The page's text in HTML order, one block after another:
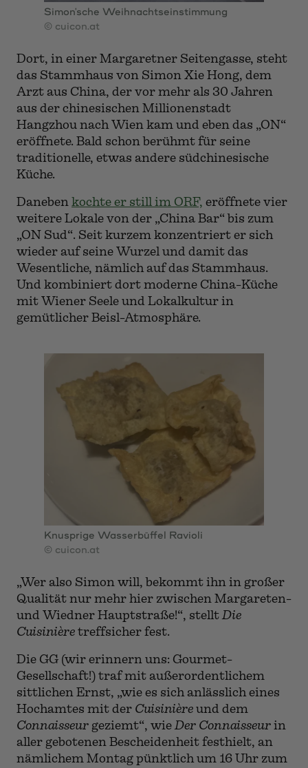
Simon'sche Weihnachtseinstimmung
© cuicon.at
Dort, in einer Margaretner Seitengasse, steht
das Stammhaus von Simon Xie Hong, dem
Arzt aus China, der vor mehr als 30 Jahren
aus der chinesischen Millionenstadt
Hangzhou nach Wien kam und eben das „ON“
eröffnete. Bald schon berühmt für seine
traditionelle, etwas andere südchinesische
Küche.
Daneben kochte er still im ORF, eröffnete vier
weitere Lokale von der „China Bar“ bis zum
„ON Sud“. Seit kurzem konzentriert er sich
wieder auf seine Wurzel und damit das
Wesentliche, nämlich auf das Stammhaus.
Und kombiniert dort moderne China-Küche
mit Wiener Seele und Lokalkultur in
gemütlicher Beisl-Atmosphäre.
Knusprige Wasserbüffel Ravioli
© cuicon.at
„Wer also Simon will, bekommt ihn in großer
Qualität nur mehr hier zwischen Margareten-
und Wiedner Hauptstraße!“, stelltDie
Cuisinière treffsicher fest.
Die GG (wir erinnern uns: Gourmet-
Gesellschaft!) traf mit außerordentlichem
sittlichen Ernst, „wie es sich anlässlich eines
Hochamtes mit der Cuisinière und dem
Connaisseur geziemt“, wieDer Connaisseur in
aller gebotenen Bescheidenheit festhielt, an
nämlichem Montag pünktlich um 16 Uhr zum